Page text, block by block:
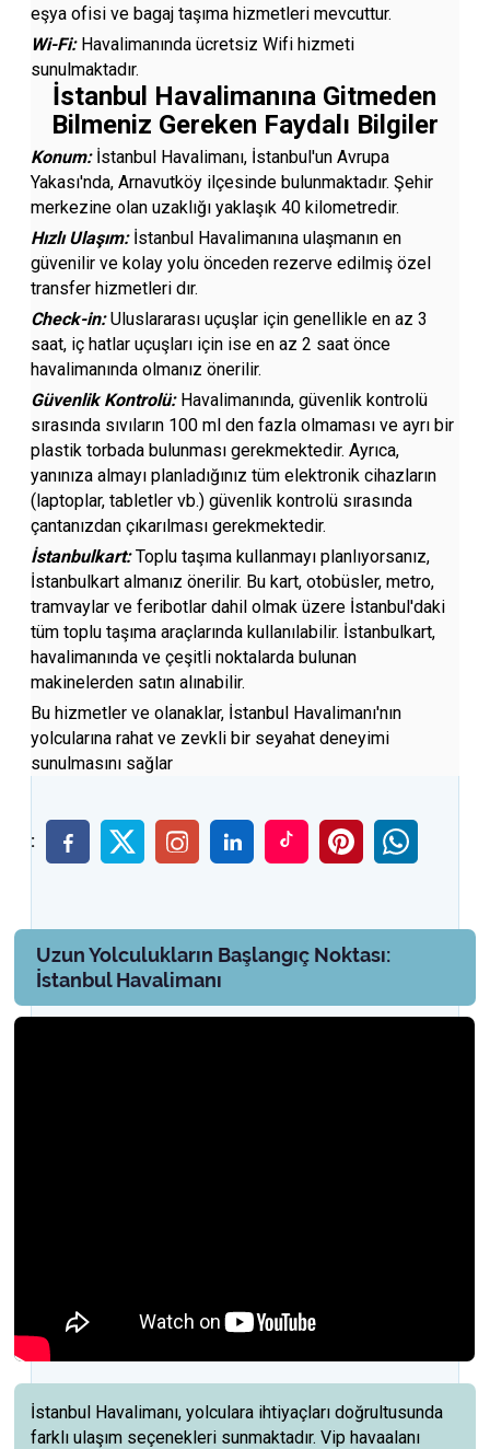
eşya ofisi ve bagaj taşıma hizmetleri mevcuttur.
Wi-Fi: Havalimanında ücretsiz Wifi hizmeti
sunulmaktadır.
İstanbul Havalimanına Gitmeden
Bilmeniz Gereken Faydalı Bilgiler
Konum: İstanbul Havalimanı, İstanbul'un Avrupa
Yakası'nda, Arnavutköy ilçesinde bulunmaktadır. Şehir
merkezine olan uzaklığı yaklaşık 40 kilometredir.
Hızlı Ulaşım:İstanbul Havalimanına ulaşmanın en
güvenilir ve kolay yolu önceden rezerve edilmiş özel
transfer hizmetleri dır.
Check-in:Uluslararası uçuşlar için genellikle en az 3
saat, iç hatlar uçuşları için ise en az 2 saat önce
havalimanında olmanız önerilir.
Güvenlik Kontrolü: Havalimanında, güvenlik kontrolü
sırasında sıvıların 100 ml den fazla olmaması ve ayrı bir
plastik torbada bulunması gerekmektedir. Ayrıca,
yanınıza almayı planladığınız tüm elektronik cihazların
(laptoplar, tabletler vb.) güvenlik kontrolü sırasında
çantanızdan çıkarılması gerekmektedir.
İstanbulkart:Toplu taşıma kullanmayı planlıyorsanız,
İstanbulkart almanız önerilir. Bu kart, otobüsler, metro,
tramvaylar ve feribotlar dahil olmak üzere İstanbul'daki
tüm toplu taşıma araçlarında kullanılabilir. İstanbulkart,
havalimanında ve çeşitli noktalarda bulunan
makinelerden satın alınabilir.
Bu hizmetler ve olanaklar, İstanbul Havalimanı'nın
yolcularına rahat ve zevkli bir seyahat deneyimi
sunulmasını sağlar
:
Uzun Yolculukların Başlangıç Noktası:
İstanbul Havalimanı
İstanbul Havalimanı, yolculara ihtiyaçları doğrultusunda
farklı ulaşım seçenekleri sunmaktadır. Vip havaalanı